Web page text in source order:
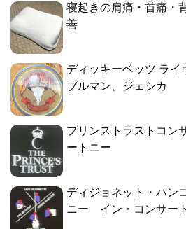
寝起きの肩痛・首痛・
善
ディッキーベッツ ライ
ブルマン、ジェシカ
プリンストラストコン
ートニー
ディジョネット・ハン
ニー イン・コンサート